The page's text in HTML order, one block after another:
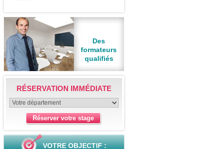
Des
formateurs
qualifiés
RÉSERVATION IMMÉDIATE
VOTRE OBJECTIF :